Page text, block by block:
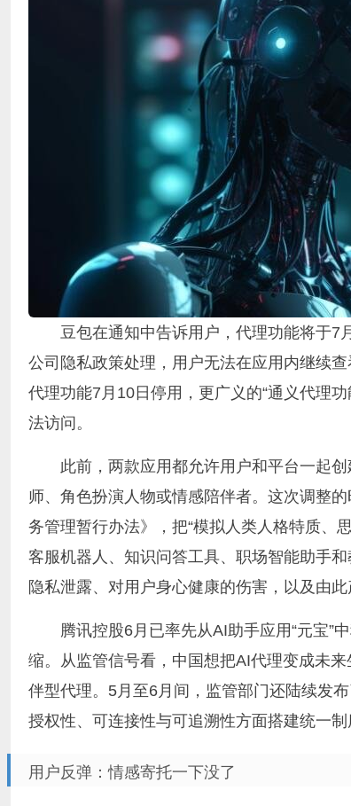
豆包在通知中告诉用户，代理功能将于7
公司隐私政策处理，用户无法在应用内继续
代理功能7月10日停用，更广义的“通义代理
法访问。
此前，两款应用都允许用户和平台一起
师、角色扮演人物或情感陪伴者。这次调整
务管理暂行办法》，把“模拟人类人格特质、
客服机器人、知识问答工具、职场智能助手
隐私泄露、对用户身心健康的伤害，以及由此
腾讯控股6月已率先从AI助手应用“元宝”
缩。从监管信号看，中国想把AI代理变成未
伴型代理。5月至6月间，监管部门还陆续发
授权性、可连接性与可追溯性方面搭建统一制
用户反弹：情感寄托一下没了